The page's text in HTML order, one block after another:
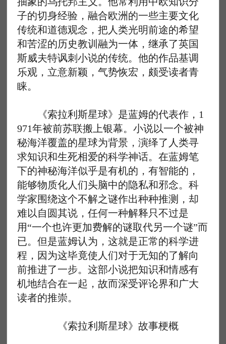
子的切身经验，融合欧洲的一些主要文化
传统和道德观念，把人类光明前途的希望
和苦涩的历史教训融为一体，继承了英国
斯威夫特讽刺小说的传统。他的作品基调
乐观，立意新颖，气势恢宏，颇受读者青
睐。
《索拉利斯星球》是蓝姆的代表作，1
971年被前苏联搬上银幕。小说以一个被神
秘海洋覆盖的星球为背景，演绎了人类寻
求知识和生死相爱的科学神话。在蓝姆笔
下的神秘海洋似乎是有机的，有智能的，
能够物质化人们头脑中的隐私和邪念。科
学家围绕这个不解之谜作出种种推测，却
难以自圆其说，任何一种解释只不过是
用“一个也许更加费解的谜取代另一个谜”而
已。但是蓝姆认为，这就是正常的科学进
程，因为这毕竟使人们对于无知的了解向
前推进了一步。这部小说把知识和情感有
机地结合在一起，故而深受评论界和广大
读者的推崇。
《索拉利斯星球》故事梗概